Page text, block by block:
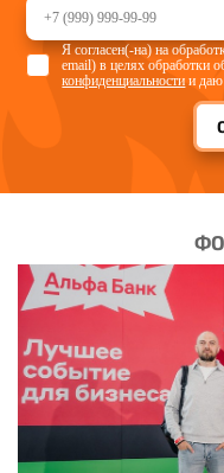
Я согласен(-на) на
email) в целях обработки
конфиденциальности и даю